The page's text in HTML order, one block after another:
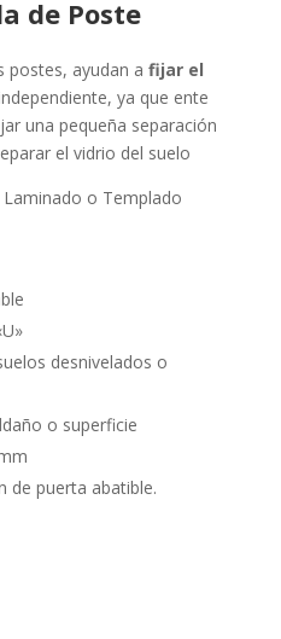
de Poste
postes, ayudan a fijar el
ya que ente
una pequeña separación
el vidrio del suelo
Laminado o Templado
desnivelados o
o superficie
de puerta abatible.